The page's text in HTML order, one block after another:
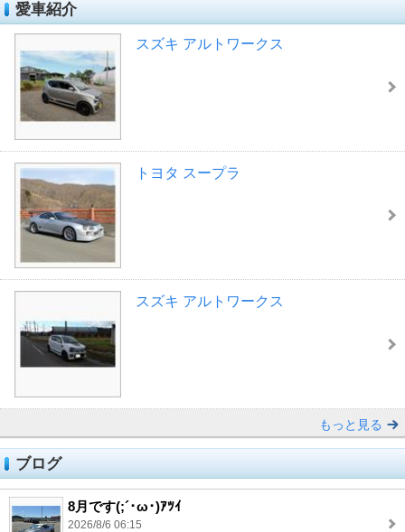
愛車紹介
スズキ アルトワークス
トヨタ スープラ
スズキ アルトワークス
もっと見る
ブログ
8月です(;´･ω･)ｱﾂｲ
2026/8/6 06:15